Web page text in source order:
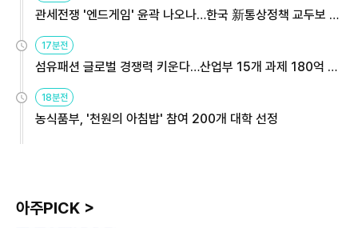
관세전쟁 '엔드게임' 윤곽 나오나…한국 新통상정책 교두보 활
용해야
17분전
섬유패션 글로벌 경쟁력 키운다…산업부 15개 과제 180억 지
원
18분전
농식품부, '천원의 아침밥' 참여 200개 대학 선정
아주PICK >